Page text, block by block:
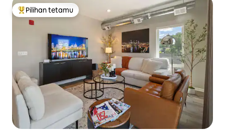
Pilihan utama tetamu
Pilihan tetamu